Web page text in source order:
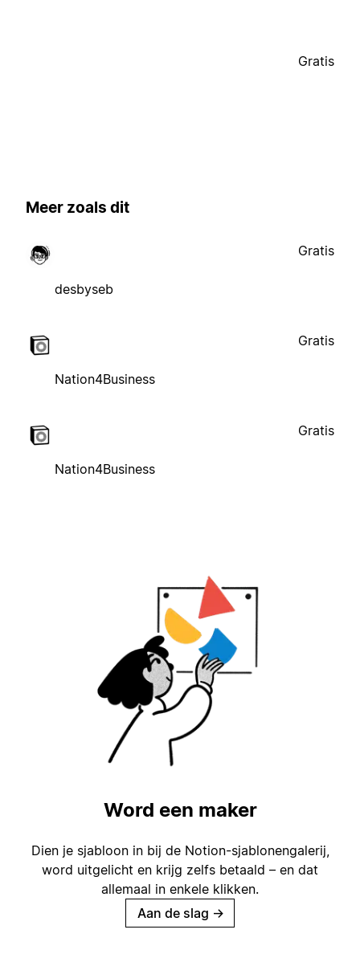
Gratis
Meer zoals dit
desbyseb
Gratis
Nation4Business
Gratis
Nation4Business
Gratis
Word een maker
Dien je sjabloon in bij de Notion-sjablonengalerij,
word uitgelicht en krijg zelfs betaald – en dat
allemaal in enkele klikken.
Aan de slag →